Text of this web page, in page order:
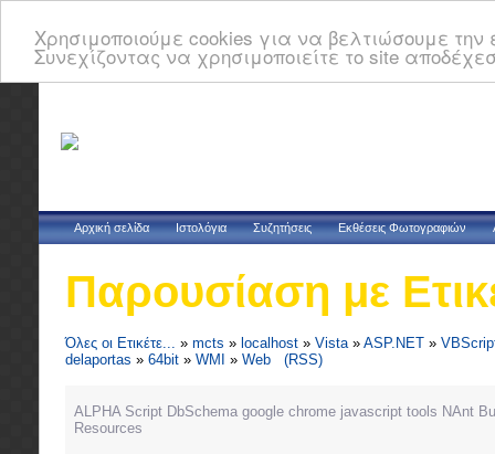
Χρησιμοποιούμε cookies για να βελτιώσουμε
Συνεχίζοντας να χρησιμοποιείτε το site
Αρχική σελίδα Ιστολόγια Συζητήσεις Εκθέσεις Φωτογραφιών
Παρουσίαση με
Όλες οι Ετικέτε... » mcts » localhost » Vista» ASP.NET »
delaportas » 64bit » WMI » Web (RSS)
ALPHA Script DbSchema google chrome javascript tools NAnt
Resources